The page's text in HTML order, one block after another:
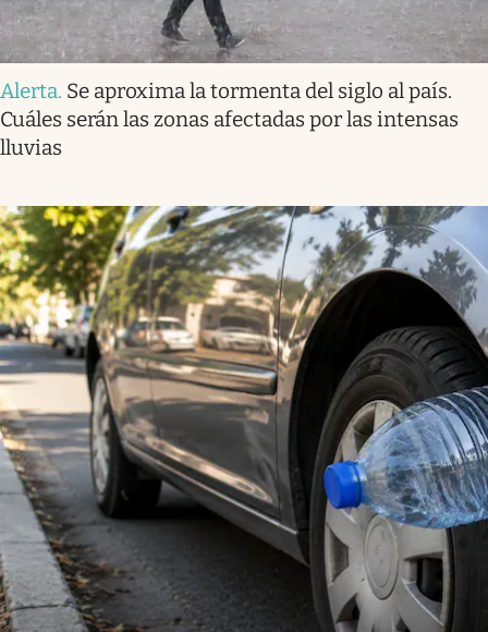
Alerta. Se aproxima la tormenta del siglo al país.
Cuáles serán las zonas afectadas por las intensas
lluvias